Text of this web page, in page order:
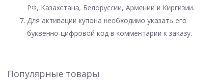
РФ, Казахстана, Белоруссии, Армении и Киргизии.
Для активации купона необходимо указать его
буквенно-цифровой код в комментарии к заказу.
Популярные товары